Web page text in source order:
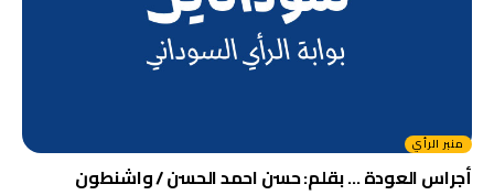
منبر الرأي
أجراس العودة … بقلم: حسن احمد الحسن / واشنطون